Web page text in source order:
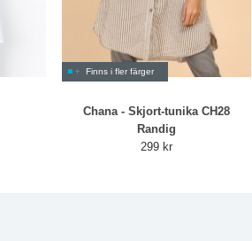
Finns i fler färger
Chana - Skjort-tunika CH28
Randig
299 kr